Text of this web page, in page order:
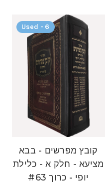
Used - 6
קובץ מפרשים - בבא
מציעא - חלק א - כלילת
יופי - כרוך #63